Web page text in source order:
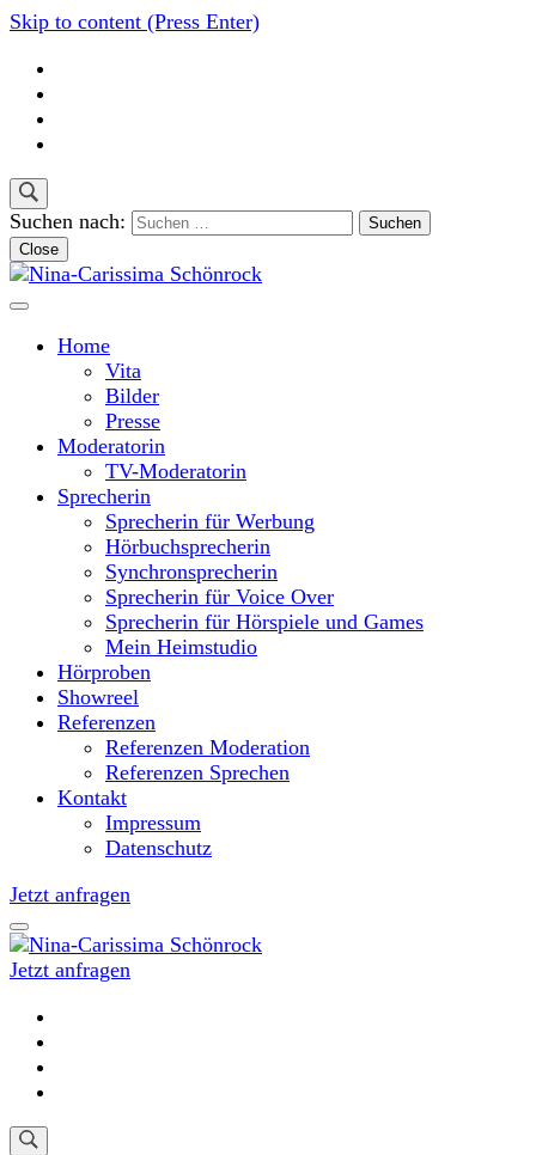
Skip to content (Press Enter)
Suchen nach:
Close
Nina-Carissima Schönrock
Home
Vita
Bilder
Presse
Moderatorin
TV-Moderatorin
Sprecherin
Sprecherin für Werbung
Hörbuchsprecherin
Synchronsprecherin
Sprecherin für Voice Over
Sprecherin für Hörspiele und Games
Mein Heimstudio
Hörproben
Showreel
Referenzen
Referenzen Moderation
Referenzen Sprechen
Kontakt
Impressum
Datenschutz
Jetzt anfragen
Nina-Carissima Schönrock
Jetzt anfragen